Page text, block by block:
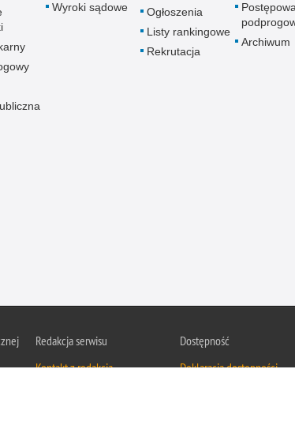
Wyroki sądowe
Ogłoszenia
Listy rankingowe
Rekrutacja
Archiwum
Redakcja serwisu
Kontakt z redakcją
Dostępność
Deklaracja dostępności